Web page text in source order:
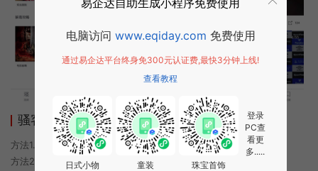
骚客视频小程序使用方法
方法1. 使用微信扫描本页面上方二维码进入骚客视频的小程序
方法2. 在微信中搜索“骚客视频”即可进入小程序
电脑访问 www.eqiday.com 免费使用
通过易企达平台终身免300元认证费,最快3分钟上线!
查看教程
日式小物 童装 珠宝首饰
登录
PC查
看更
多.....